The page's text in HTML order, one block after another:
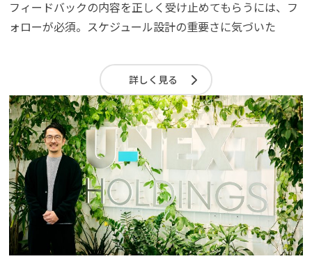
フィードバックの内容を正しく受け止めてもらうには、フ
ォローが必須。スケジュール設計の重要さに気づいた
詳しく見る